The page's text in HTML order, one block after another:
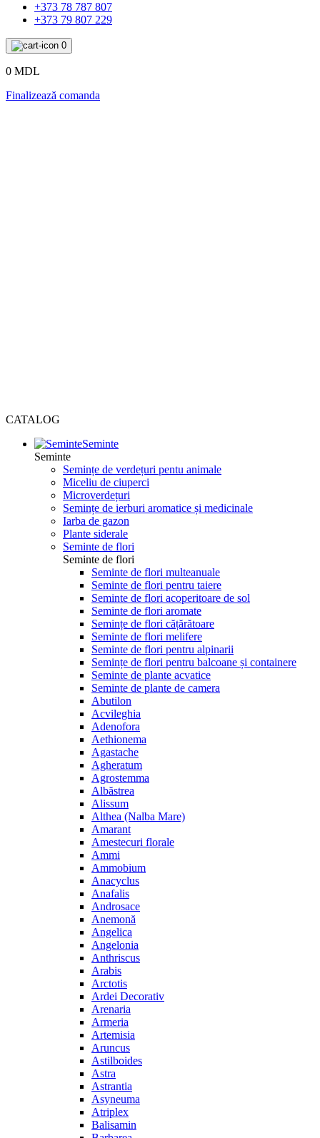
+373 78 787 807
+373 79 807 229
0
0 MDL
Finalizează comanda
CATALOG
Seminte
Seminte
Semințe de verdețuri pentu animale
Miceliu de ciuperci
Microverdețuri
Semințe de ierburi aromatice și medicinale
Iarba de gazon
Plante siderale
Seminte de flori
Seminte de flori
Seminte de flori multeanuale
Seminte de flori pentru taiere
Seminte de flori acoperitoare de sol
Seminte de flori aromate
Semințe de flori cățărătoare
Seminte de flori melifere
Seminte de flori pentru alpinarii
Semințe de flori pentru balcoane și containere
Seminte de plante acvatice
Seminte de plante de camera
Abutilon
Acvileghia
Adenofora
Aethionema
Agastache
Agheratum
Agrostemma
Albăstrea
Alissum
Althea (Nalba Mare)
Amarant
Amestecuri florale
Ammi
Ammobium
Anacyclus
Anafalis
Androsace
Anemonă
Angelica
Angelonia
Anthriscus
Arabis
Arctotis
Ardei Decorativ
Arenaria
Armeria
Artemisia
Aruncus
Astilboides
Astra
Astrantia
Asyneuma
Atriplex
Balisamin